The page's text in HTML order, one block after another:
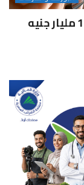
المصريون قسطوا مشتريات بقيمة 11.1 مليار جنيه